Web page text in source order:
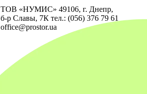
ТОВ «НУМИС» 49106, г. Днепр,
б-р Славы, 7К тел.: (056) 376 79 61
office@prostor.ua